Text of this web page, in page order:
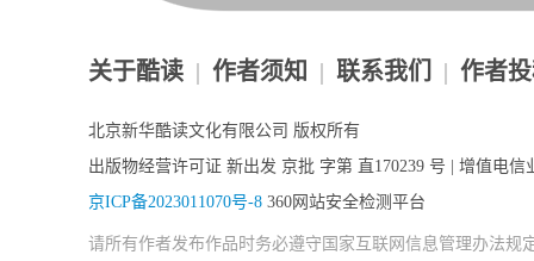
关于酷读 | 作者须知 | 联系我们 | 作者
北京新华酷读文化有限公司 版权所有
出版物经营许可证 新出发 京批 字第 直170239 号 | 增值电信
京ICP备2023011070号-8 360网站安全检测平台
请所有作者发布作品时务必遵守国家互联网信息管理办法